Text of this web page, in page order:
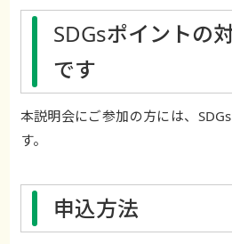
SDGsポイントの
です
本説明会にご参加の方には、
す。
申込方法